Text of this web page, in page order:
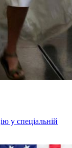
у спеціальній